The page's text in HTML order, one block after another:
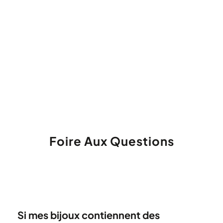
Foire Aux Questions
Si mes bijoux contiennent des